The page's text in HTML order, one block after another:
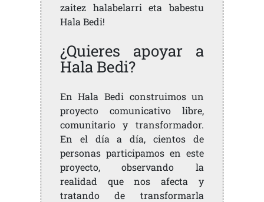
zaitez halabelarri eta babestu
Hala Bedi!
¿Quieres apoyar a
Hala Bedi?
En Hala Bedi construimos un
proyecto comunicativo libre,
comunitario y transformador.
En el día a día, cientos de
personas participamos en este
proyecto, observando la
realidad que nos afecta y
tratando de transformarla